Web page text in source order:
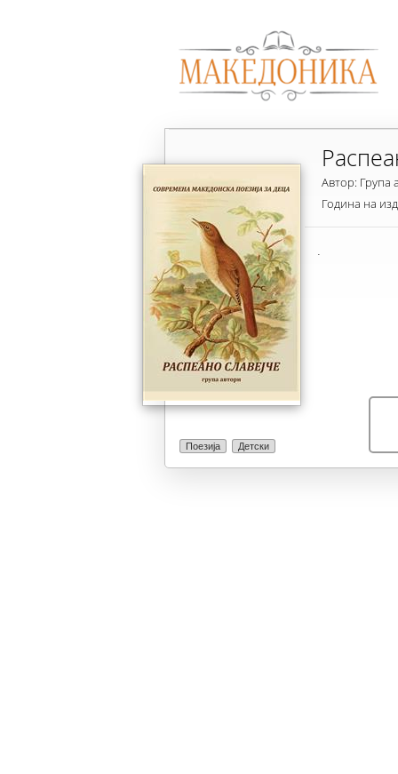
Поезија Детски
Автор: Група
Година на
.